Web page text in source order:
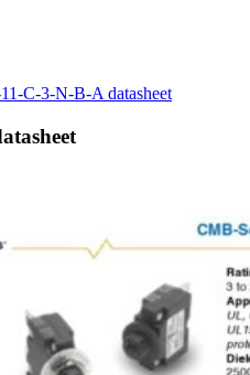
C-3-N-B-A datasheet